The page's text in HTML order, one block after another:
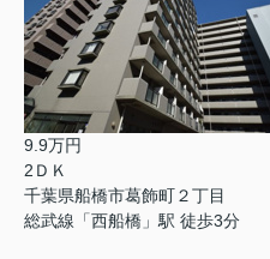
9.9万円
2ＤＫ
千葉県船橋市葛飾町２丁目
総武線「西船橋」駅 徒歩3分